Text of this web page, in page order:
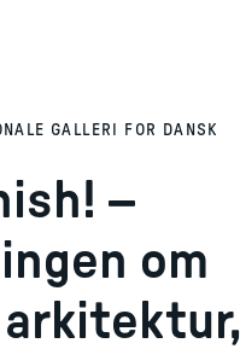
GALLERI FOR DANSK
–
om